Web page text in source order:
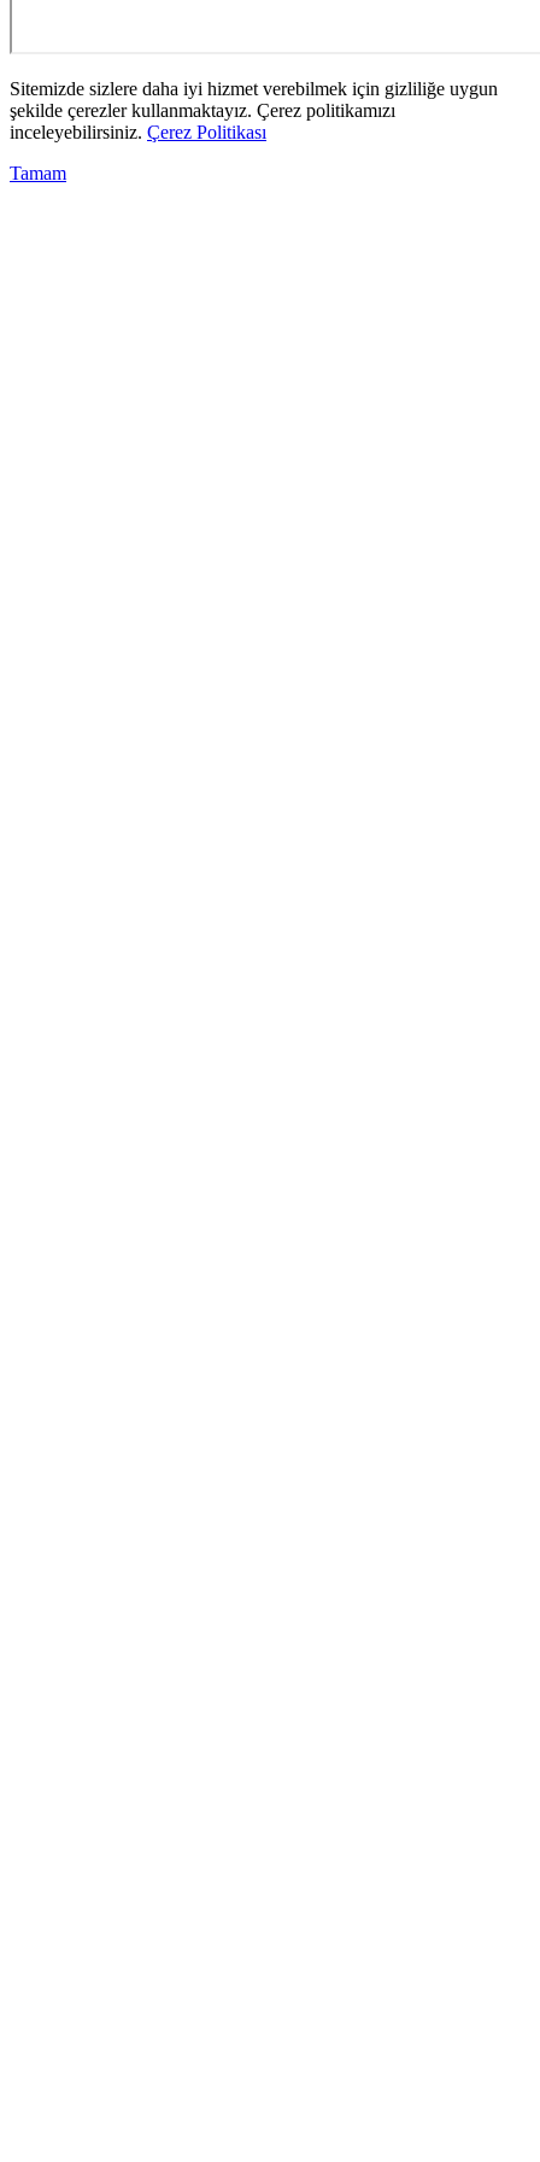
Sitemizde sizlere daha iyi hizmet verebilmek için gizliliğe uygun
şekilde çerezler kullanmaktayız. Çerez politikamızı
inceleyebilirsiniz. Çerez Politikası
Tamam